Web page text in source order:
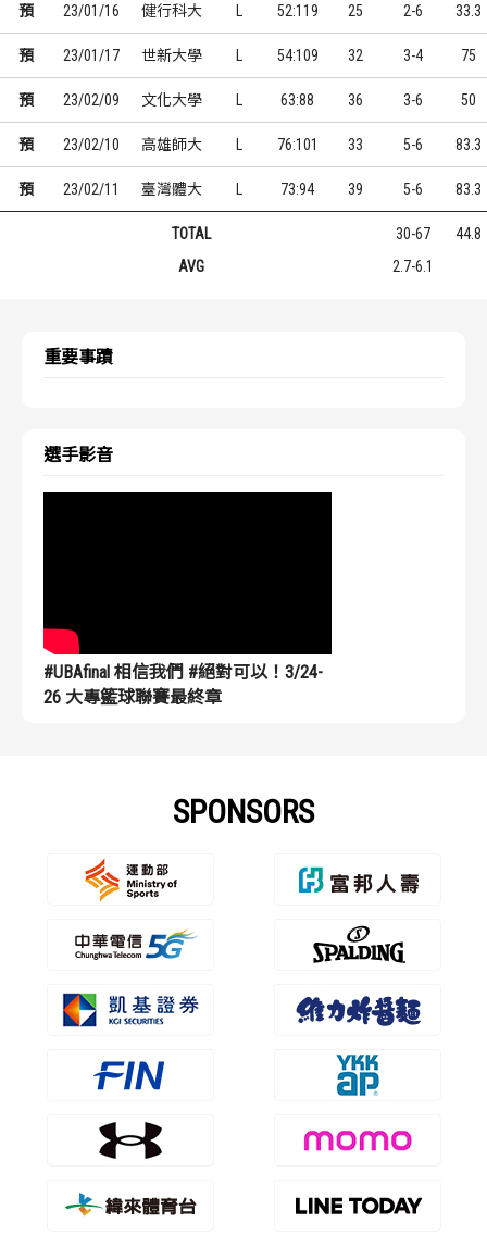
預 23/01/16 健行科大 52:119 25 2-6 33.3
預 23/01/17 世新大學 54:109 32 3-4 75
預 23/02/09 文化大學 63:88 36 3-6 50
預 23/02/10 高雄師大 76:101 33 5-6 83.3
預 23/02/11 臺灣體大 73:94 39 5-6 83.3
TOTAL 30-67
44.8
AVG
2.7-6.1
重要事蹟
選手影音
#UBAfinal 相信我們 #絕對可以！3/24-
26 大專籃球聯賽最終章
SPONSORS